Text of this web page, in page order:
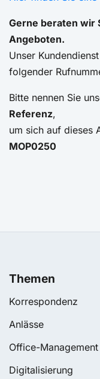
Gerne beraten wir
Angeboten.
Unser
folgender
Bitte nennen Sie
Referenz,
um sich auf dieses
MOP0250
Themen
Korrespondenz
Anlässe
Office-Management
Digitalisierung